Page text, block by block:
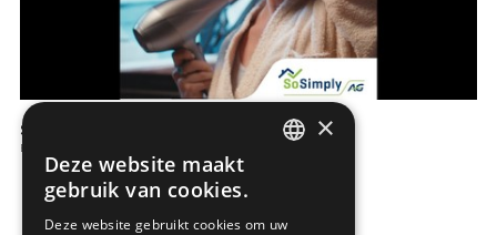
SoSimply - Elektriciteit
Elektrotechnieken
×
Deze website maakt
gebruik van cookies.
Deze website gebruikt cookies om uw